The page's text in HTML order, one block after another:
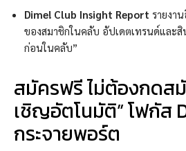
Dime! Club Insight Report รายงา
ของสมาชิกในคลับ อัปเดตเทรนด์และ
ก่อนในคลับ”
สมัครฟรี ไม่ต้องกดสมั
เชิญอัตโนมัติ” โฟกัส
กระจายพอร์ต